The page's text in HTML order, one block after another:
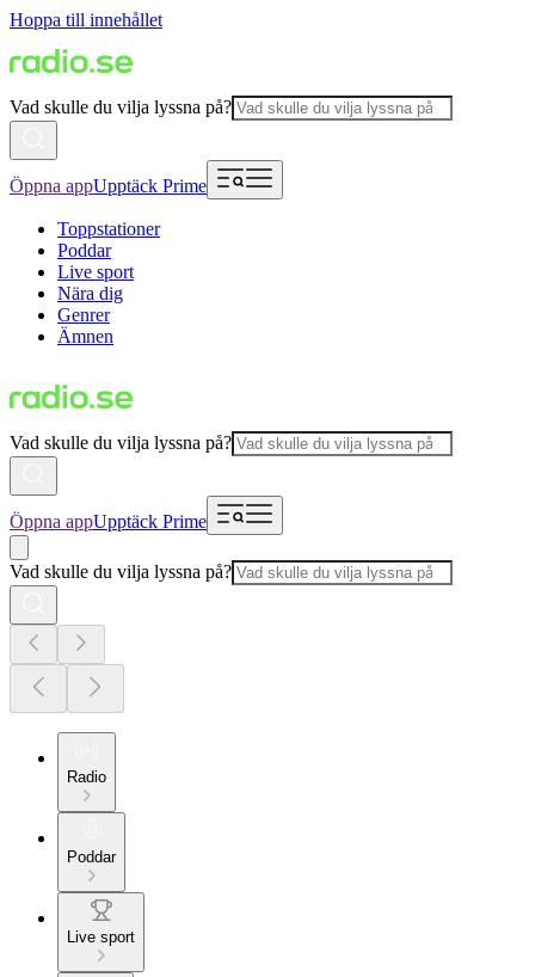
Hoppa till innehållet
Vad skulle du vilja lyssna på?
Öppna appUpptäck Prime
Toppstationer
Poddar
Live sport
Nära dig
Genrer
Ämnen
Vad skulle du vilja lyssna på?
Öppna appUpptäck Prime
Vad skulle du vilja lyssna på?
Radio
Poddar
Live sport